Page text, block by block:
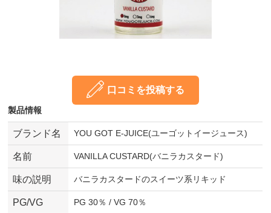
口コミを投稿する
製品情報
ブランド名 YOU GOT E-JUICE(ユーゴットイージュース)
名前 VANILLA CUSTARD(バニラカスタード)
味の説明 バニラカスタードのスイーツ系リキッド
PG/VG PG 30％ / VG 70％